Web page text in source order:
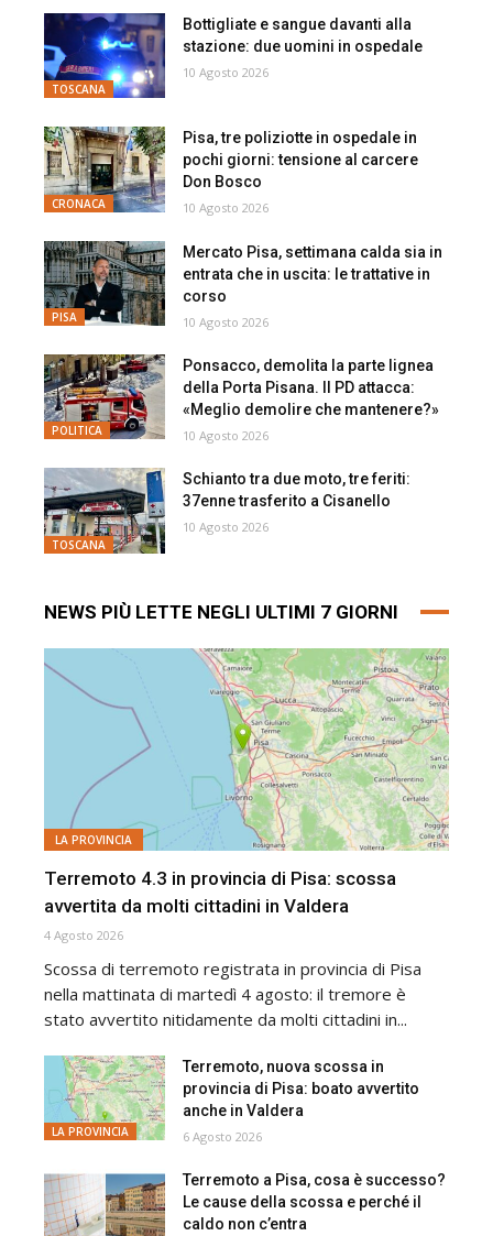
TOSCANA
Bottigliate e sangue davanti alla
stazione: due uomini in ospedale
10 Agosto 2026
CRONACA
Pisa, tre poliziotte in ospedale in
pochi giorni: tensione al carcere
Don Bosco
10 Agosto 2026
PISA
Mercato Pisa, settimana calda sia in
entrata che in uscita: le trattative in
corso
10 Agosto 2026
POLITICA
Ponsacco, demolita la parte lignea
della Porta Pisana. Il PD attacca:
«Meglio demolire che mantenere?»
10 Agosto 2026
TOSCANA
Schianto tra due moto, tre feriti:
37enne trasferito a Cisanello
10 Agosto 2026
NEWS PIÙ LETTE NEGLI ULTIMI 7 GIORNI
LA PROVINCIA
Terremoto 4.3 in provincia di Pisa: scossa
avvertita da molti cittadini in Valdera
4 Agosto 2026
Scossa di terremoto registrata in provincia di Pisa
nella mattinata di martedì 4 agosto: il tremore è
stato avvertito nitidamente da molti cittadini in...
LA PROVINCIA
Terremoto, nuova scossa in
provincia di Pisa: boato avvertito
anche in Valdera
6 Agosto 2026
Terremoto a Pisa, cosa è successo?
Le cause della scossa e perché il
caldo non c’entra